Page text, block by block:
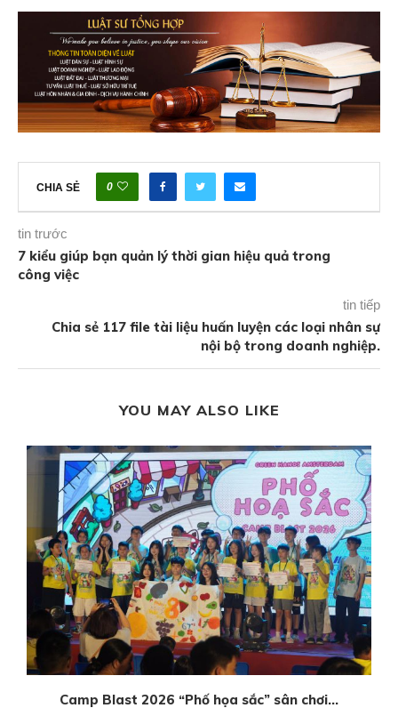
CHIA SẺ 0
tin trước
7 kiểu giúp bạn quản lý thời gian hiệu quả trong
công việc
tin tiếp
Chia sẻ 117 file tài liệu huấn luyện các loại nhân sự
nội bộ trong doanh nghiệp.
YOU MAY ALSO LIKE
Camp Blast 2026 “Phố họa sắc” sân chơi...